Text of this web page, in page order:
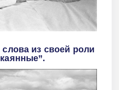
из своей роли